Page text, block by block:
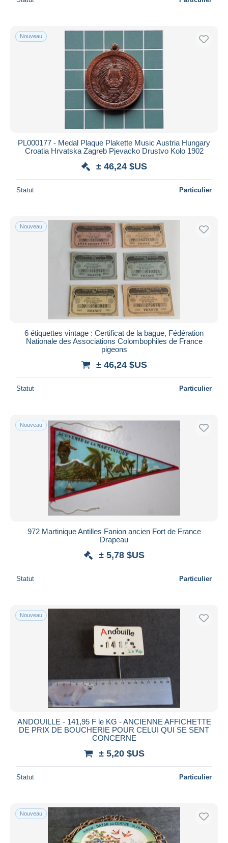
Nouveau
PL000177 - Medal Plaque Plakette Music Austria Hungary
Croatia Hrvatska Zagreb Pjevacko Drustvo Kolo 1902
± 46,24 $US
Statut Particulier
Nouveau
6 étiquettes vintage : Certificat de la bague, Fédération
Nationale des Associations Colombophiles de France
pigeons
± 46,24 $US
Statut Particulier
Nouveau
972 Martinique Antilles Fanion ancien Fort de France
Drapeau
± 5,78 $US
Statut Particulier
Nouveau
ANDOUILLE - 141,95 F le KG - ANCIENNE AFFICHETTE
DE PRIX DE BOUCHERIE POUR CELUI QUI SE SENT
CONCERNE
± 5,20 $US
Statut Particulier
Nouveau